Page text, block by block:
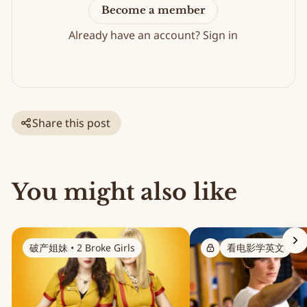
Become a member
Already have an account?Sign in
Share this post
You might also like
破产姐妹 • 2 Broke Girls 看电影学英文